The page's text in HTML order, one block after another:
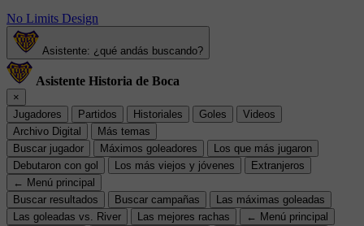
No Limits Design
Asistente: ¿qué andás buscando?
Asistente Historia de Boca
×
Jugadores
Partidos Historiales Goles
Videos
Archivo Digital
Más temas
Buscar jugador
Máximos goleadores
Los que más jugaron
Debutaron con gol
Los más viejos y jóvenes
Extranjeros
← Menú principal
Buscar resultados
Buscar campañas
Las máximas goleadas
Las goleadas vs. River
Las mejores rachas
← Menú principal